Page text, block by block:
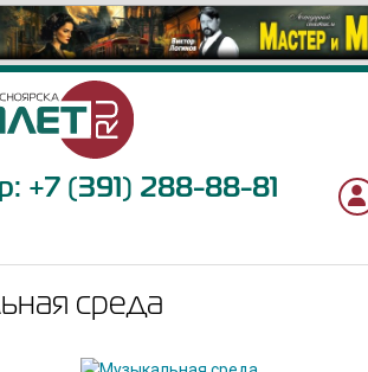
+7 (391) 288-88-81
среда